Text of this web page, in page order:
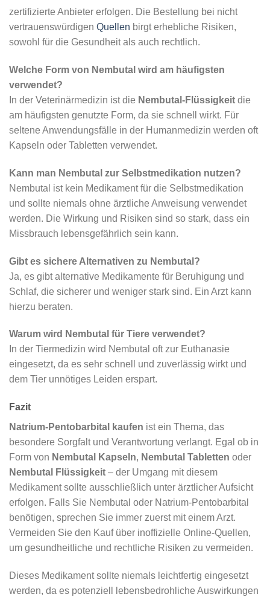
zertifizierte Anbieter erfolgen. Die Bestellung bei nicht
vertrauenswürdigen Quellen birgt erhebliche Risiken,
sowohl für die Gesundheit als auch rechtlich.
Welche Form von Nembutal wird am häufigsten
verwendet?
In der Veterinärmedizin ist die Nembutal-Flüssigkeit die
am häufigsten genutzte Form, da sie schnell wirkt. Für
seltene Anwendungsfälle in der Humanmedizin werden oft
Kapseln oder Tabletten verwendet.
Kann man Nembutal zur Selbstmedikation nutzen?
Nembutal ist kein Medikament für die Selbstmedikation
und sollte niemals ohne ärztliche Anweisung verwendet
werden. Die Wirkung und Risiken sind so stark, dass ein
Missbrauch lebensgefährlich sein kann.
Gibt es sichere Alternativen zu Nembutal?
Ja, es gibt alternative Medikamente für Beruhigung und
Schlaf, die sicherer und weniger stark sind. Ein Arzt kann
hierzu beraten.
Warum wird Nembutal für Tiere verwendet?
In der Tiermedizin wird Nembutal oft zur Euthanasie
eingesetzt, da es sehr schnell und zuverlässig wirkt und
dem Tier unnötiges Leiden erspart.
Fazit
Natrium-Pentobarbital kaufen ist ein Thema, das
besondere Sorgfalt und Verantwortung verlangt. Egal ob in
Form von Nembutal Kapseln, Nembutal Tabletten oder
Nembutal Flüssigkeit – der Umgang mit diesem
Medikament sollte ausschließlich unter ärztlicher Aufsicht
erfolgen. Falls Sie Nembutal oder Natrium-Pentobarbital
benötigen, sprechen Sie immer zuerst mit einem Arzt.
Vermeiden Sie den Kauf über inoffizielle Online-Quellen,
um gesundheitliche und rechtliche Risiken zu vermeiden.
Dieses Medikament sollte niemals leichtfertig eingesetzt
werden, da es potenziell lebensbedrohliche Auswirkungen